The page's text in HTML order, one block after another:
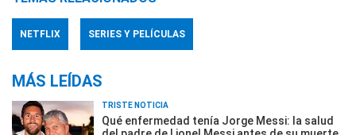
NETFLIX SERIES Y PELÍCULAS
MÁS LEÍDAS
TRISTE NOTICIA
Qué enfermedad tenía Jorge Messi: la salud